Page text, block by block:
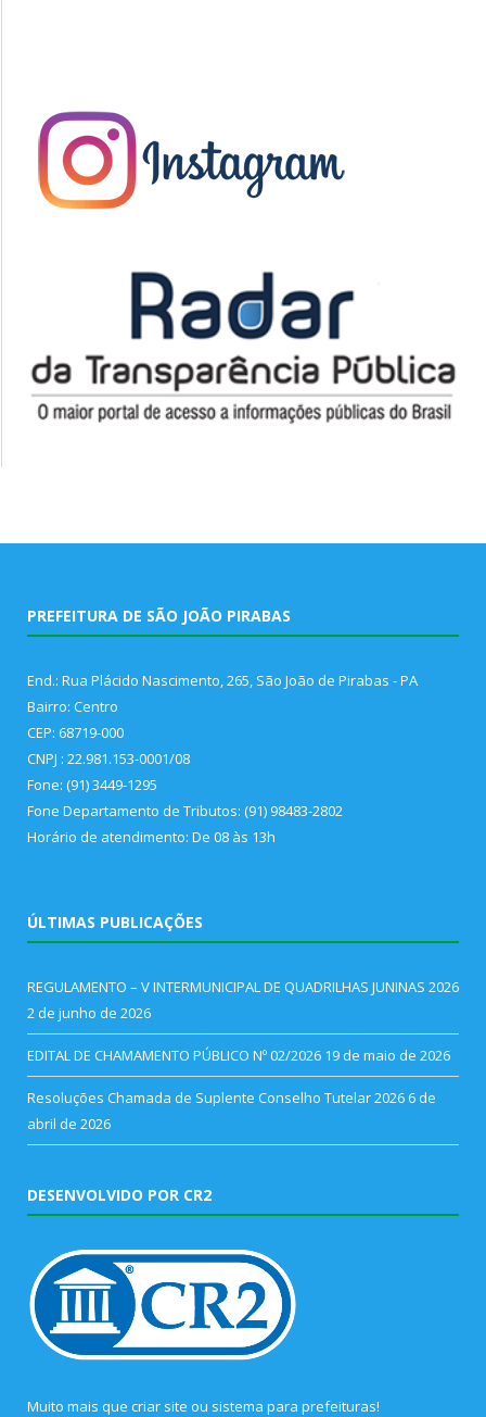
PREFEITURA DE SÃO JOÃO PIRABAS
End.: Rua Plácido Nascimento, 265, São João de Pirabas - PA
Bairro: Centro
CEP: 68719-000
CNPJ : 22.981.153-0001/08
Fone: (91) 3449-1295
Fone Departamento de Tributos: (91) 98483-2802
Horário de atendimento: De 08 às 13h
ÚLTIMAS PUBLICAÇÕES
REGULAMENTO – V INTERMUNICIPAL DE QUADRILHAS JUNINAS 2026
2 de junho de 2026
EDITAL DE CHAMAMENTO PÚBLICO Nº 02/2026 19 de maio de 2026
Resoluções Chamada de Suplente Conselho Tutelar 2026 6 de
abril de 2026
DESENVOLVIDO POR CR2
Muito mais que criar site ou sistema para prefeituras!